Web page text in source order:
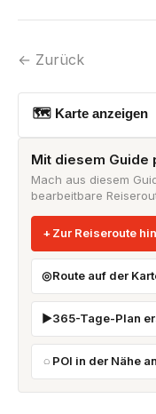
← Zurück
🗺 Karte anzeigen
Mit diesem Guide
Mach aus diesem
bearbeitbare
Zur Reiseroute
Route auf der
365-Tage-Plan
POI in der Nähe